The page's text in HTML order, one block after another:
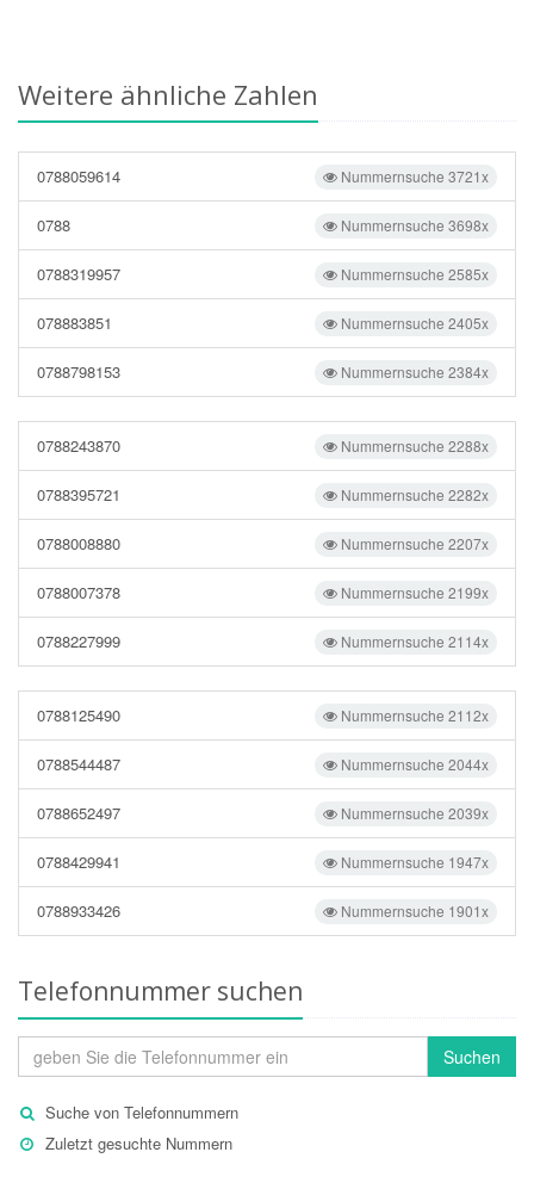
Weitere ähnliche Zahlen
Nummernsuche 3721x
0788059614
Nummernsuche 3698x
0788
Nummernsuche 2585x
0788319957
Nummernsuche 2405x
078883851
Nummernsuche 2384x
0788798153
Nummernsuche 2288x
0788243870
Nummernsuche 2282x
0788395721
Nummernsuche 2207x
0788008880
Nummernsuche 2199x
0788007378
Nummernsuche 2114x
0788227999
Nummernsuche 2112x
0788125490
Nummernsuche 2044x
0788544487
Nummernsuche 2039x
0788652497
Nummernsuche 1947x
0788429941
Nummernsuche 1901x
0788933426
Telefonnummer suchen
Suchen
Suche von Telefonnummern
Zuletzt gesuchte Nummern